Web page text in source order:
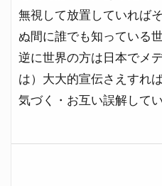
無視して放置していれば
ぬ間に誰でも知っている
逆に世界の方は日本でメ
は）大大的宣伝さえすれ
気づく・お互い誤解して